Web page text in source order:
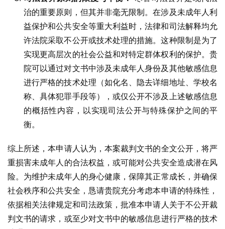
治的重要原则，但其并非毫无限制。在涉及未成年人利
益保护和公共安全等重大利益时，法律和司法解释均允
许法院采取不公开或技术处理的措施。这种限制是为了
实现更高层次的社会公益和对特定群体权利的保护。贵
院可以通过对文书中涉及未成年人身份及其他敏感信息
进行严格的技术处理（如化名、隐去详细地址、学校名
称、具体犯罪手段等），或仅公开不涉及上述敏感信息
的概括性内容，以实现司法公开与特殊保护之间的平
衡。
综上所述，本申请人认为，本案裁判文书的全文公开，将严
重损害未成年人的合法权益，或可能对公共安全造成潜在风
险。为维护未成年人的身心健康，保障其正常成长，并确保
社会秩序和公共安全，恳请贵院充分考虑本申请的特殊性，
依据相关法律规定和司法政策，批准本申请人关于不公开裁
判文书的请求，或至少对文书中的敏感信息进行严格的技术